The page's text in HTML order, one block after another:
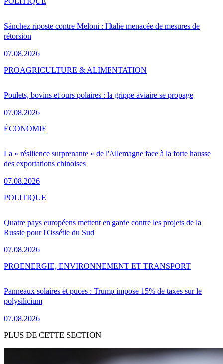
Sánchez riposte contre Meloni : l'Italie menacée de mesures de
rétorsion
07.08.2026
Poulets, bovins et ours polaires : la grippe aviaire se propage
07.08.2026
PROAGRICULTURE & ALIMENTATION
La « résilience surprenante » de l'Allemagne face à la forte hausse
des exportations chinoises
07.08.2026
ÉCONOMIE
Quatre pays européens mettent en garde contre les projets de la
Russie pour l'Ossétie du Sud
07.08.2026
POLITIQUE
Panneaux solaires et puces : Trump impose 15% de taxes sur le
polysilicium
07.08.2026
PROENERGIE, ENVIRONNEMENT ET TRANSPORT
PLUS DE CETTE SECTION